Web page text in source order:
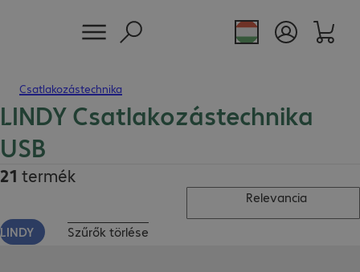
Csatlakozástechnika
LINDY Csatlakozástechnika
USB
21 termék
Relevancia
LINDY Szűrők törlése